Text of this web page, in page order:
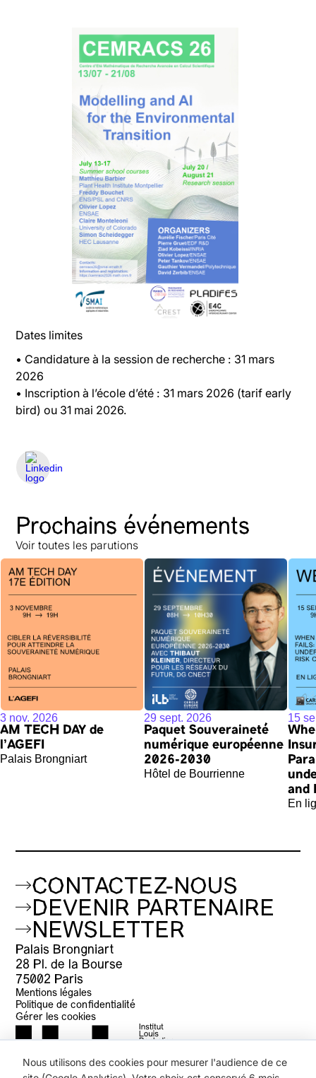
Dates limites
• Candidature à la session de recherche : 31 mars
2026
• Inscription à l’école d’été : 31 mars 2026 (tarif early
bird) ou 31 mai 2026.
Prochains événements
Voir toutes les parutions
3 nov. 2026
AM TECH DAY de
l'AGEFI
Palais Brongniart
29 sept. 2026
Paquet Souveraineté
numérique européenne
2026-2030
Hôtel de Bourrienne
15
and
En
CONTACTEZ-NOUS
DEVENIR PARTENAIRE
NEWSLETTER
Palais Brongniart
28 Pl. de la Bourse
75002 Paris
Mentions légales
Politique de confidentialité
Gérer les cookies
Nous utilisons des cookies pour mesurer l'audience de ce